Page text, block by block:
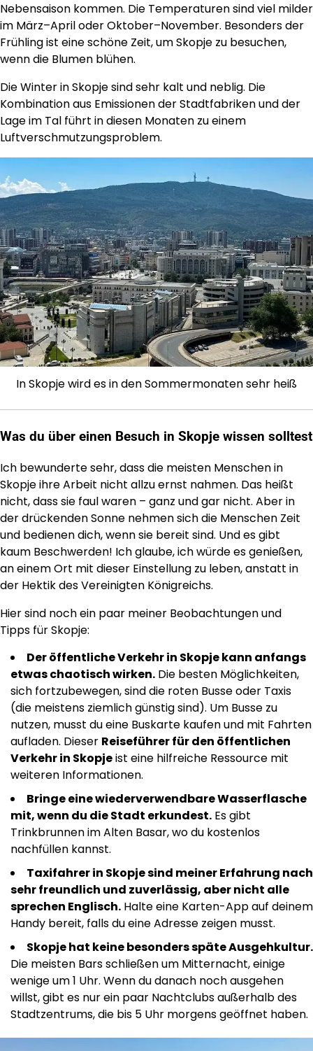
Nebensaison kommen. Die Temperaturen sind viel milder
im März–April oder Oktober–November. Besonders der
Frühling ist eine schöne Zeit, um Skopje zu besuchen,
wenn die Blumen blühen.
Die Winter in Skopje sind sehr kalt und neblig. Die
Kombination aus Emissionen der Stadtfabriken und der
Lage im Tal führt in diesen Monaten zu einem
Luftverschmutzungsproblem.
In Skopje wird es in den Sommermonaten sehr heiß
Was du über einen Besuch in Skopje wissen solltest
Ich bewunderte sehr, dass die meisten Menschen in
Skopje ihre Arbeit nicht allzu ernst nahmen. Das heißt
nicht, dass sie faul waren – ganz und gar nicht. Aber in
der drückenden Sonne nehmen sich die Menschen Zeit
und bedienen dich, wenn sie bereit sind. Und es gibt
kaum Beschwerden! Ich glaube, ich würde es genießen,
an einem Ort mit dieser Einstellung zu leben, anstatt in
der Hektik des Vereinigten Königreichs.
Hier sind noch ein paar meiner Beobachtungen und
Tipps für Skopje:
Der öffentliche Verkehr in Skopje kann anfangs
etwas chaotisch wirken. Die besten Möglichkeiten,
sich fortzubewegen, sind die roten Busse oder Taxis
(die meistens ziemlich günstig sind). Um Busse zu
nutzen, musst du eine Buskarte kaufen und mit Fahrten
aufladen. Dieser Reiseführer für den öffentlichen
Verkehr in Skopjeist eine hilfreiche Ressource mit
weiteren Informationen.
Bringe eine wiederverwendbare Wasserflasche
mit, wenn du die Stadt erkundest. Es gibt
Trinkbrunnen im Alten Basar, wo du kostenlos
nachfüllen kannst.
Taxifahrer in Skopje sind meiner Erfahrung nach
sehr freundlich und zuverlässig, aber nicht alle
sprechen Englisch. Halte eine Karten-App auf deinem
Handy bereit, falls du eine Adresse zeigen musst.
Skopje hat keine besonders späte Ausgehkultur.
Die meisten Bars schließen um Mitternacht, einige
wenige um 1 Uhr. Wenn du danach noch ausgehen
willst, gibt es nur ein paar Nachtclubs außerhalb des
Stadtzentrums, die bis 5 Uhr morgens geöffnet haben.